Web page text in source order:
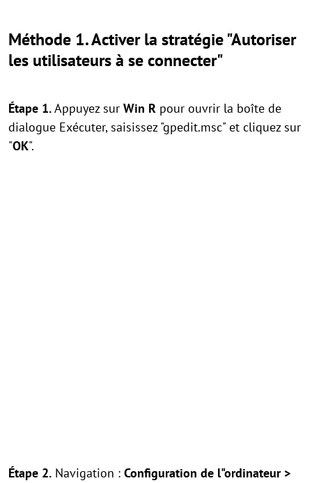
Méthode 1. Activer la stratégie "Autoriser
les utilisateurs à se connecter"
Étape 1.Appuyez sur Win R pour ouvrir la boîte de
dialogue Exécuter, saisissez "gpedit.msc" et cliquez sur
"OK".
Étape 2. Navigation : Configuration de l"ordinateur >